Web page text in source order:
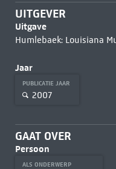
UITGEVER
Uitgave
Humlebaek: Louisiana
Jaar
PUBLICATIE JAAR
2007
GAAT OVER
Persoon
ALS ONDERWERP